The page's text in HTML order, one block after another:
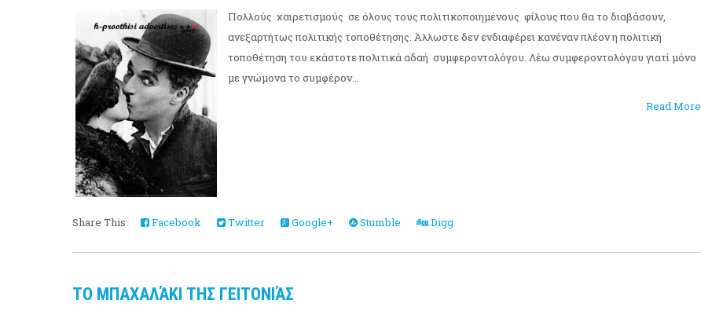
Πολλούς χαιρετισμούς σε όλους τους πολιτικοποιημένους φίλους που θα το διαβάσουν,
ανεξαρτήτως πολιτικής τοποθέτησης. Άλλωστε δεν ενδιαφέρει κανέναν πλέον η πολιτική
τοποθέτηση του εκάστοτε πολιτικά αδαή συμφεροντολόγου. Λέω συμφεροντολόγου γιατί μόνο
με γνώμονα το συμφέρον...
Read More
Share This: Facebook Twitter Google+ Stumble Digg
TO ΜΠΑΧΑΛΆΚΙ ΤΗΣ ΓΕΙΤΟΝΙΆΣ